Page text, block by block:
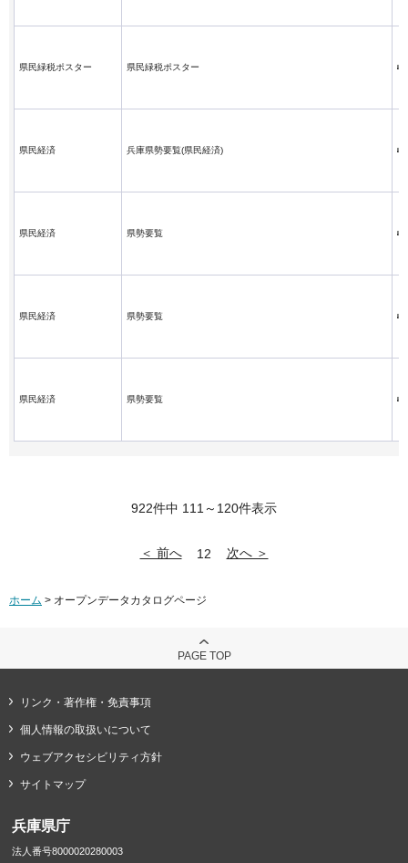
県民緑税ポスター 県民緑税ポスター
県民経済 兵庫県勢要覧(県民経済)
県民経済 県勢要覧
県民経済 県勢要覧
県民経済 県勢要覧
922件中 111～120件表示
＜ 前へ 12 次へ ＞
ホーム > オープンデータカタログページ
PAGE TOP
リンク・著作権・免責事項
個人情報の取扱いについて
ウェブアクセシビリティ方針
サイトマップ
兵庫県庁
法人番号8000020280003